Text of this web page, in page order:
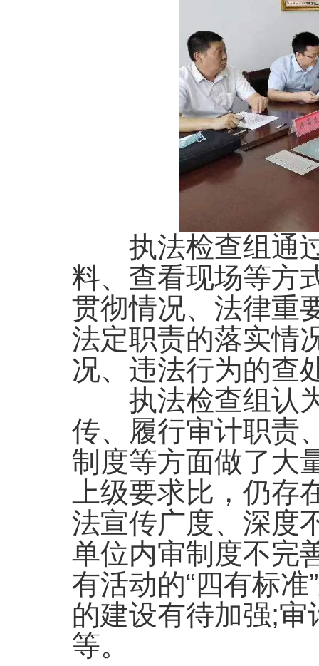
执法检查组通过
料、查看现场等方
贯彻情况、法律重
法定职责的落实情
况、违法行为的查
执法检查组认为
传、履行审计职责
制度等方面做了大
上级要求比，仍
法宣传广度、深度
单位内审制度不完
有活动的“四有标
的建设有待加强;
等。